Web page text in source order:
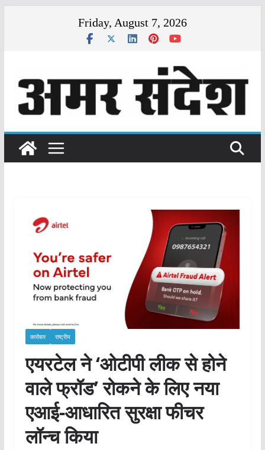
Friday, August 7, 2026
कारोबार राष्ट्रीय
एयरटेल ने ‘ओटीपी लीक से होने
वाले फ्रॉड’ रोकने के लिए नया
एआई-आधारित सुरक्षा फीचर
लॉन्च किया